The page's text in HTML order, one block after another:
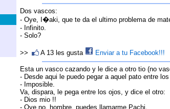
Dos vascos:
- Oye, I�aki, que te da el ultimo problema de
- Infinito.
- Solo?
>> A 13 les gusta Enviar a tu Facebook!!!
Esta un vasco cazando y le dice a otro tio (no
- Desde aqui le puedo pegar a aquel pato entre los
- Imposible.
Va, dispara, le pega entre los ojos, y dice el otro:
- Dios mio !!
- Oye no, hombre, puedes llamarme Pachi.